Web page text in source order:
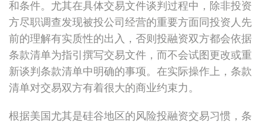
和条件。尤其在具体交易文件谈判过程中，除非投资
方尽职调查发现被投公司经营的重要方面同投资人先
前的理解有实质性的出入，否则投融资双方都会依据
条款清单为指引撰写交易文件，而不会试图更改或重
新谈判条款清单中明确的事项。在实际操作上，条款
清单对交易双方有着很大的商业约束力。
根据美国尤其是硅谷地区的风险投融资交易习惯，条